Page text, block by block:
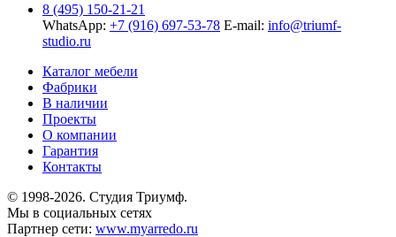
8 (495) 150-21-21
WhatsApp: +7 (916) 697-53-78 E-mail: info@triumf-
studio.ru
Каталог мебели
Фабрики
В наличии
Проекты
О компании
Гарантия
Контакты
© 1998-2026. Студия Триумф.
Мы в социальных сетях
Партнер сети: www.myarredo.ru